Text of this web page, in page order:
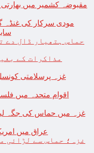
مقبوضہ کشمیر میں
مودی سرکار کی غنڈہ
حماس ہتھیار ڈال دے
مذاکرات کے
غزہ پرسلامتی
غزہ میں حماس کی جگہ
عراق میں
غزہ؛ حماس سے لڑائی